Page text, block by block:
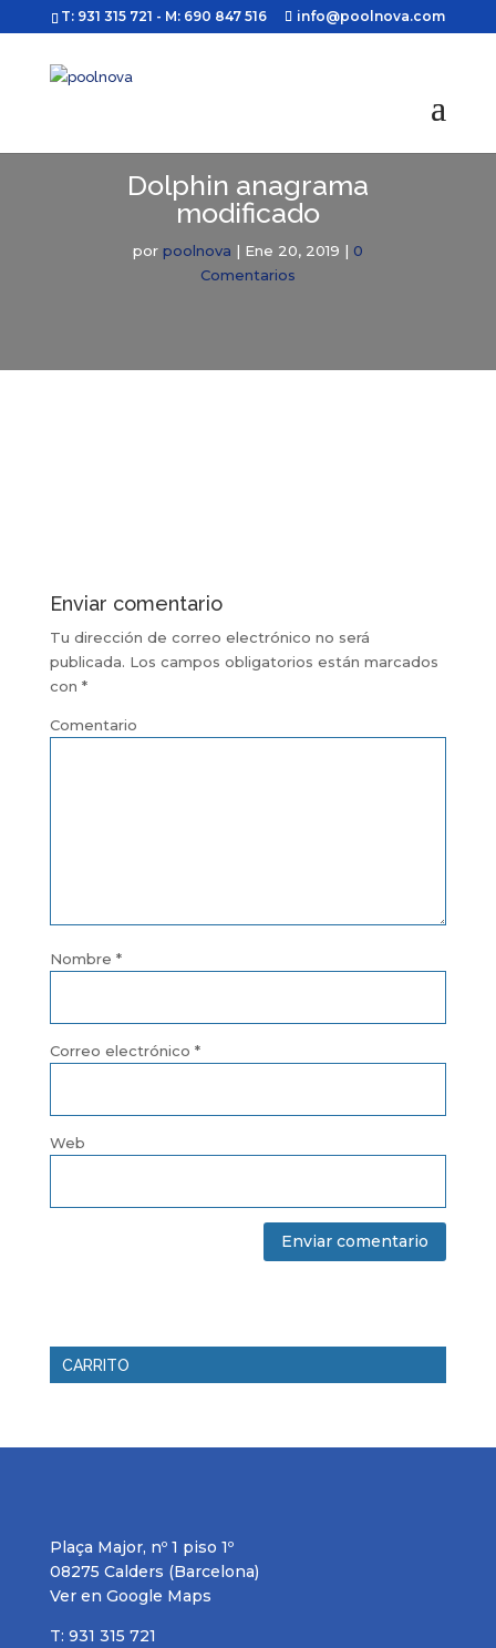
T: 931 315 721 - M: 690 847 516 info@poolnova.com
Dolphin anagrama
modificado
por poolnova | Ene 20, 2019 | 0
Comentarios
Enviar comentario
Tu dirección de correo electrónico no será
publicada. Los campos obligatorios están marcados
con *
Comentario
Nombre *
Correo electrónico *
Web
CARRITO
Plaça Major, nº 1 piso 1º
08275 Calders (Barcelona)
Ver en Google Maps
T: 931 315 721